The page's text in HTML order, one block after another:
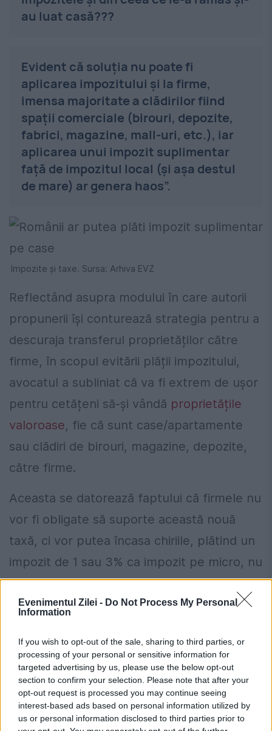
Evenimentul Zilei - Do Not Process My Personal
Information
If you wish to opt-out of the sale, sharing to third parties, or
processing of your personal or sensitive information for
targeted advertising by us, please use the below opt-out
section to confirm your selection. Please note that after your
opt-out request is processed you may continue seeing
interest-based ads based on personal information utilized by
us or personal information disclosed to third parties prior to
au luat casă???
Evident că soluția nu poate fi
aplicarea impozitului și la firme,
imensa majoritate a clădirilor fiind
spații comerciale (birouri, depozite,
fabrici, magazine, mall-uri, etc.), iar
aplicarea unui impozit suplimentar
față de impozitul local (și așa destul
de mare) ar genera haos”.
Impozite și taxe. Sursa: Arhiva EVZ
Reflectând asupra modului în care autorii
propunerii își conturează strategia pentru a
descuraja transferul proprietăților către
firme, în scopul evitării plății impozitului,
avocatul a subliniat că va fi extrem de ușor
pentru cetățeni să-și vândă proprietățile
valoroase, fie că sunt case/apartamente
sau clădiri de birouri, magazine, depozite,
către firme.
Aceasta se datorează faptului că firmele nu
vor fi obligate să suporte această nouă
taxă, ci vor putea încasa chiriile, plătind un
impozit de 1 sau 3% ca impozit pe micro, nu
10% pentru veniturile din chirii, și își vor
putea retrage banii din firmă nu sub formă
a prețului, într-un mod complet legal.
„Last, but not least: care este
impactul? Cât costă și cât obțin?